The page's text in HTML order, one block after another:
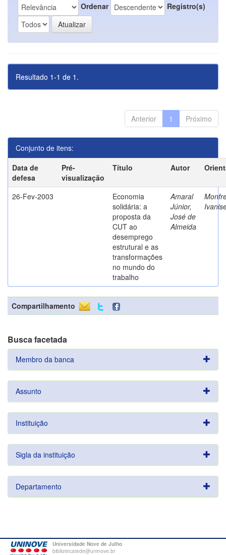
Ordenar Registro(s)
Resultado 1-1 de 1.
Anterior 1 Próximo
Conjunto de itens:
Data de
defesa
Pré-
visualização
Título Autor
26-Fev-2003
Economia
solidária: a
proposta da
CUT ao
desemprego
estrutural e as
transformações
no mundo do
trabalho
Amaral
Júnior,
José de
Almeida
Compartilhamento
Busca facetada
Membro da banca
Assunto
Instituição
Sigla da instituição
Departamento
Universidade Nove de Julho
bibliotecatede@uninove.br